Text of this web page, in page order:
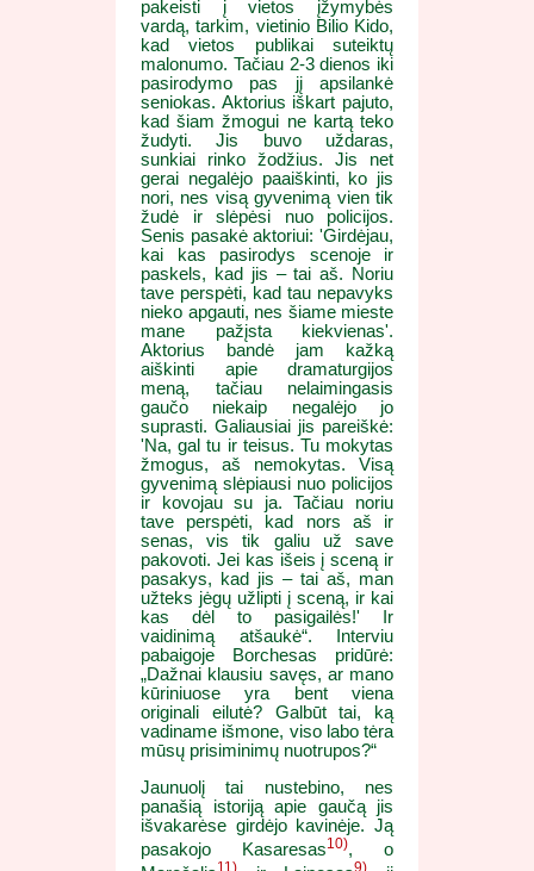
pakeisti į vietos įžymybės
vardą, tarkim, vietinio Bilio Kido,
kad vietos publikai suteiktų
malonumo. Tačiau 2-3 dienos iki
pasirodymo pas jį apsilankė
seniokas. Aktorius iškart pajuto,
kad šiam žmogui ne kartą teko
žudyti. Jis buvo uždaras,
sunkiai rinko žodžius. Jis net
gerai negalėjo paaiškinti, ko jis
nori, nes visą gyvenimą vien tik
žudė ir slėpėsi nuo policijos.
Senis pasakė aktoriui: 'Girdėjau,
kai kas pasirodys scenoje ir
paskels, kad jis – tai aš. Noriu
tave perspėti, kad tau nepavyks
nieko apgauti, nes šiame mieste
mane pažįsta kiekvienas'.
Aktorius bandė jam kažką
aiškinti apie dramaturgijos
meną, tačiau nelaimingasis
gaučo niekaip negalėjo jo
suprasti. Galiausiai jis pareiškė:
'Na, gal tu ir teisus. Tu mokytas
žmogus, aš nemokytas. Visą
gyvenimą slėpiausi nuo policijos
ir kovojau su ja. Tačiau noriu
tave perspėti, kad nors aš ir
senas, vis tik galiu už save
pakovoti. Jei kas išeis į sceną ir
pasakys, kad jis – tai aš, man
užteks jėgų užlipti į sceną, ir kai
kas dėl to pasigailės!' Ir
vaidinimą atšaukė“. Interviu
pabaigoje Borchesas pridūrė:
„Dažnai klausiu savęs, ar mano
kūriniuose yra bent viena
originali eilutė? Galbūt tai, ką
vadiname išmone, viso labo tėra
mūsų prisiminimų nuotrupos?“
Jaunuolį tai nustebino, nes
panašią istoriją apie gaučą jis
išvakarėse girdėjo kavinėje. Ją
pasakojo Kasaresas10), o
11) 9)